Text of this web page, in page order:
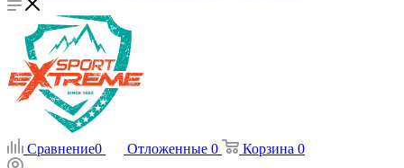
Сравнение0 Отложенные 0 Корзина 0